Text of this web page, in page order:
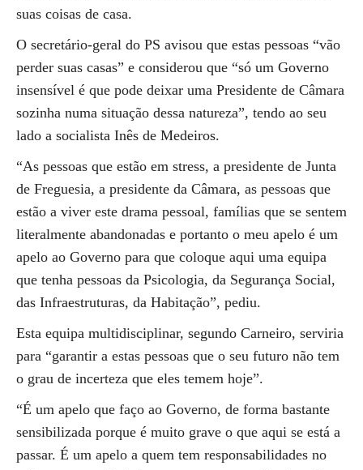
suas coisas de casa.
O secretário-geral do PS avisou que estas pessoas “vão
perder suas casas” e considerou que “só um Governo
insensível é que pode deixar uma Presidente de Câmara
sozinha numa situação dessa natureza”, tendo ao seu
lado a socialista Inês de Medeiros.
“As pessoas que estão em stress, a presidente de Junta
de Freguesia, a presidente da Câmara, as pessoas que
estão a viver este drama pessoal, famílias que se sentem
literalmente abandonadas e portanto o meu apelo é um
apelo ao Governo para que coloque aqui uma equipa
que tenha pessoas da Psicologia, da Segurança Social,
das Infraestruturas, da Habitação”, pediu.
Esta equipa multidisciplinar, segundo Carneiro, serviria
para “garantir a estas pessoas que o seu futuro não tem
o grau de incerteza que eles temem hoje”.
“É um apelo que faço ao Governo, de forma bastante
sensibilizada porque é muito grave o que aqui se está a
passar. É um apelo a quem tem responsabilidades no